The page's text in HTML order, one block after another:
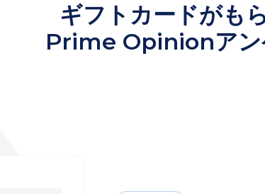
ギフトカードがも
Prime Opinionアン